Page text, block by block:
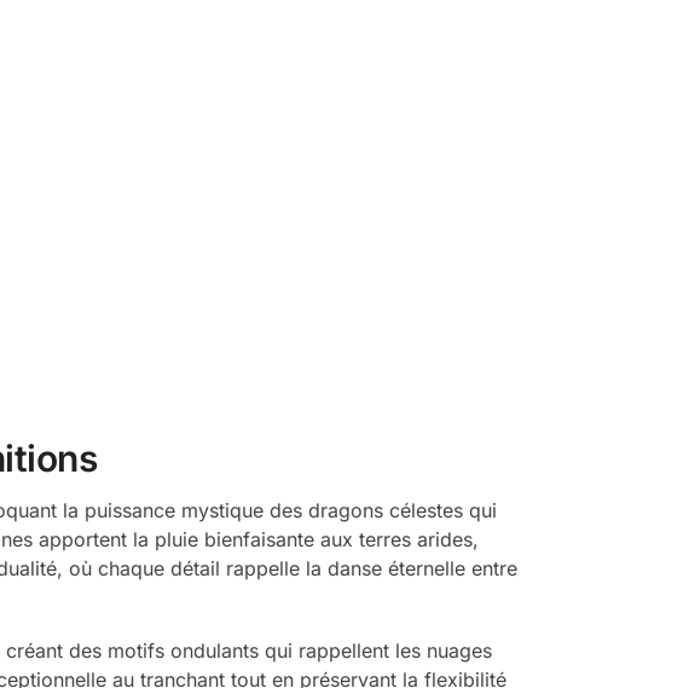
la puissance mystique des dragons célestes qui
apportent la pluie bienfaisante aux terres arides,
où chaque détail rappelle la danse éternelle entre
des motifs ondulants qui rappellent les nuages
au tranchant tout en préservant la flexibilité